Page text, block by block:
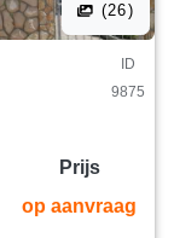
(26)
ID
9875
Prijs
op aanvraag